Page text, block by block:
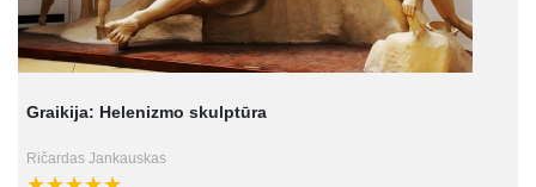
Graikija: Helenizmo skulptūra
Ričardas Jankauskas